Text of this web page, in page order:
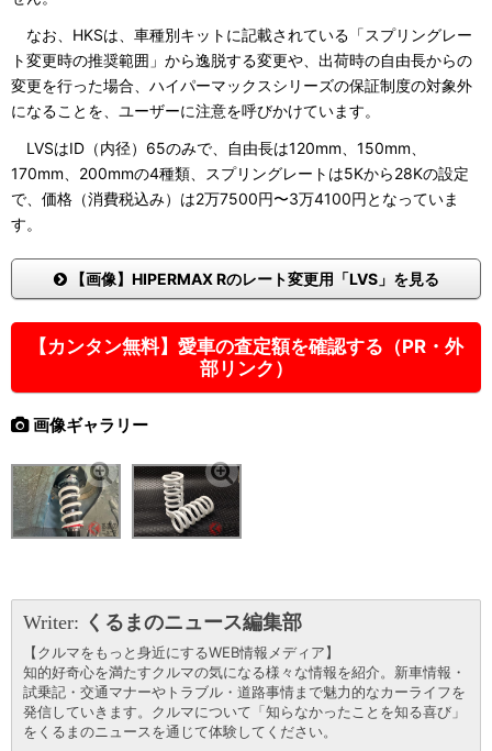
なお、HKSは、車種別キットに記載されている「スプリングレー
ト変更時の推奨範囲」から逸脱する変更や、出荷時の自由長からの
変更を行った場合、ハイパーマックスシリーズの保証制度の対象外
になることを、ユーザーに注意を呼びかけています。
LVSはID（内径）65のみで、自由長は120mm、150mm、
170mm、200mmの4種類、スプリングレートは5Kから28Kの設定
で、価格（消費税込み）は2万7500円〜3万4100円となっていま
す。
【画像】HIPERMAX Rのレート変更用「LVS」を見る
【カンタン無料】愛車の査定額を確認する（PR・外
部リンク）
画像ギャラリー
Writer: くるまのニュース編集部
【クルマをもっと身近にするWEB情報メディア】
知的好奇心を満たすクルマの気になる様々な情報を紹介。新車情報・
試乗記・交通マナーやトラブル・道路事情まで魅力的なカーライフを
発信していきます。クルマについて「知らなかったことを知る喜び」
をくるまのニュースを通じて体験してください。